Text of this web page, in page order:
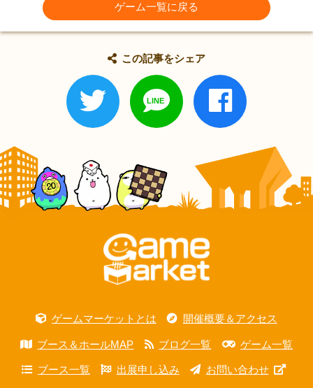
ゲーム一覧に戻る
この記事をシェア
ゲームマーケットとは 開催概要＆アクセス
ブース＆ホールMAP ブログ一覧 ゲーム一覧
ブース一覧 出展申し込み お問い合わせ